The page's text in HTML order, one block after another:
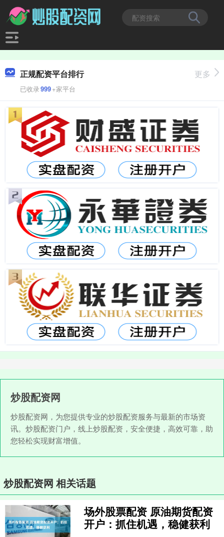
正规配资平台排行
已收录999+家平台
更多
炒股配资网
炒股配资网，为您提供专业的炒股配资服务与最新的市场资
讯。炒股配资门户，线上炒股配资，安全便捷，高效可靠，助
您轻松实现财富增值。
炒股配资网 相关话题
场外股票配资 原油期货配资
开户：抓住机遇，稳健获利